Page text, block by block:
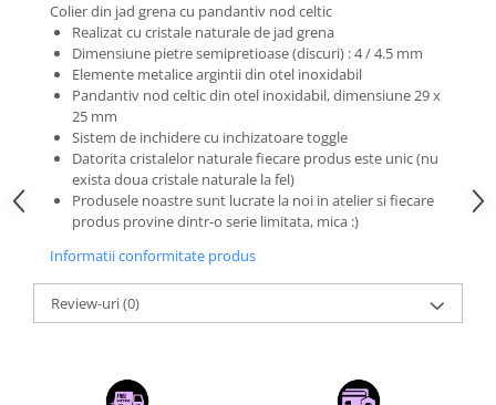
Colier din jad grena cu pandantiv nod celtic
Realizat cu cristale naturale de jad grena
Dimensiune pietre semipretioase (discuri) : 4 / 4.5 mm
Elemente metalice argintii din otel inoxidabil
Pandantiv nod celtic din otel inoxidabil, dimensiune 29 x
25 mm
Sistem de inchidere cu inchizatoare toggle
Datorita cristalelor naturale fiecare produs este unic (nu
exista doua cristale naturale la fel)
Produsele noastre sunt lucrate la noi in atelier si fiecare
produs provine dintr-o serie limitata, mica :)
Informatii conformitate produs
Review-uri(0)